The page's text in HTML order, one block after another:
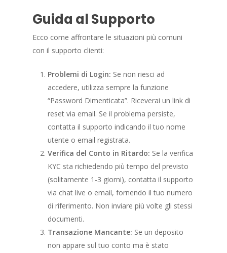
Guida al Supporto
Ecco come affrontare le situazioni più comuni
con il supporto clienti:
Problemi di Login: Se non riesci ad
accedere, utilizza sempre la funzione
“Password Dimenticata”. Riceverai un link di
reset via email. Se il problema persiste,
contatta il supporto indicando il tuo nome
utente o email registrata.
Verifica del Conto in Ritardo: Se la verifica
KYC sta richiedendo più tempo del previsto
(solitamente 1-3 giorni), contatta il supporto
via chat live o email, fornendo il tuo numero
di riferimento. Non inviare più volte gli stessi
documenti.
Transazione Mancante: Se un deposito
non appare sul tuo conto ma è stato